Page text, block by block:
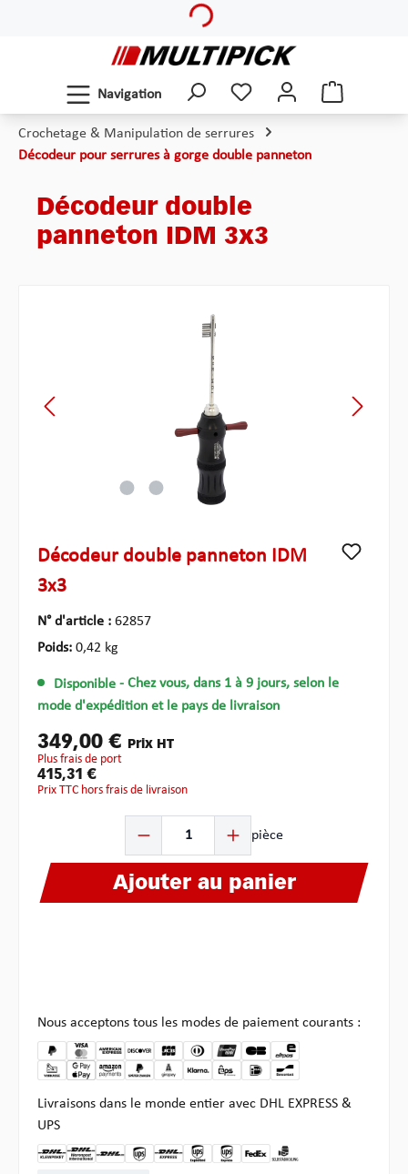
Navigation
Crochetage & Manipulation de serrures
Décodeur pour serrures à gorge double panneton
Décodeur double
panneton IDM 3x3
Décodeur double panneton IDM
3x3
N° d'article : 62857
Poids: 0,42 kg
Disponible - Chez vous, dans 1 à 9 jours, selon le
mode d'expédition et le pays de livraison
349,00 € Prix HT
plus frais de port
415,31 €
Prix TTC hors frais de livraison
pièce
Ajouter au panier
Nous acceptons tous les modes de paiement courants :
Livraisons dans le monde entier avec DHL EXPRESS &
UPS